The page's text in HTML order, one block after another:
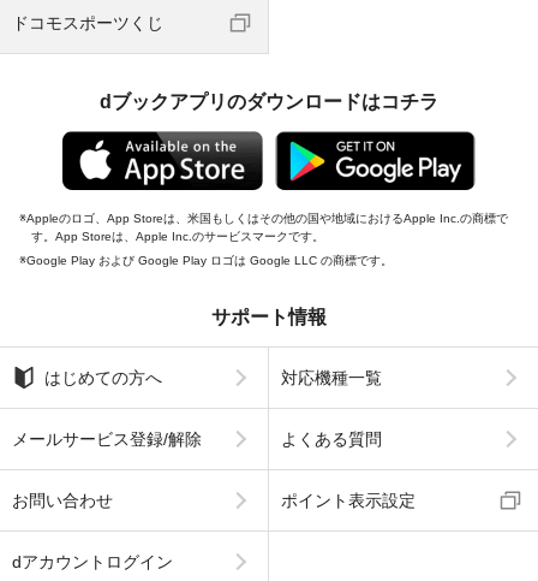
ドコモスポーツくじ
dブックアプリのダウンロードはコチラ
Appleのロゴ、App Storeは、米国もしくはその他の国や地域におけるApple Inc.の商標で
す。App Storeは、Apple Inc.のサービスマークです。
Google Play および Google Play ロゴは Google LLC の商標です。
サポート情報
はじめての方へ 対応機種一覧
メールサービス登録/解除 よくある質問
お問い合わせ ポイント表示設定
dアカウントログイン